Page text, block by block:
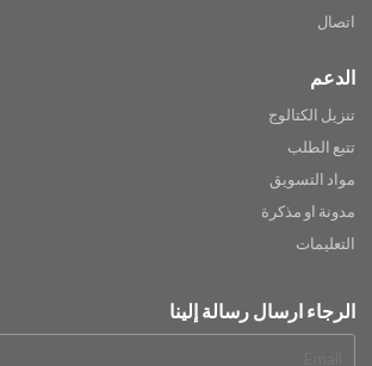
اتصال
الدعم
تنزيل الكتالوج
تتبع الطلب
مواد التسويق
مدونة او مذكرة
التعليمات
الرجاء ارسال رسالة إلينا